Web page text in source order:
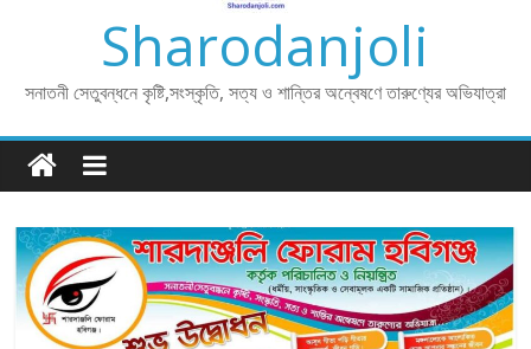
গীতা ফান্ডে ৫,০০০ টাকা অনুদান প্রদানের জন্য শ্রী বিজন ভৌমিকের প্রতি ধন্যবাদ জ্ঞাপন…
Sharodanjoli
সনাতনী সেতুবন্ধনে কৃষ্টি,সংস্কৃতি, সত্য ও শান্তির অন্বেষণে তারুণ্যের অভিযাত্রা